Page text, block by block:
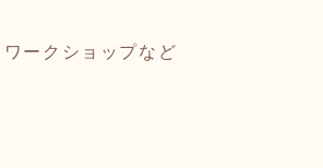
ークショップなど